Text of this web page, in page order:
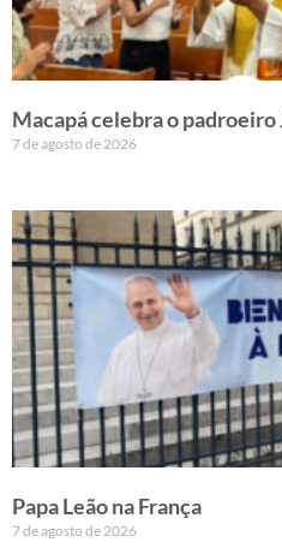
Macapá celebra o padroeiro
7 de agosto de 2026
Papa Leão na França
7 de agosto de 2026